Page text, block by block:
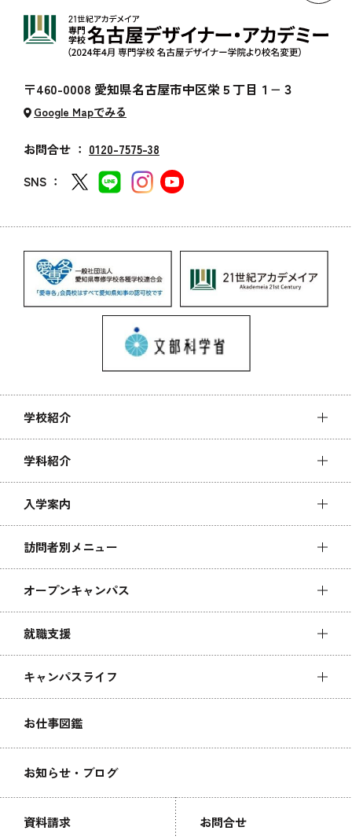
〒460-0008 愛知県名古屋市中区栄５丁目１−３
Google Mapでみる
お問合せ ： 0120-7575-38
SNS ：
学校紹介
学科紹介
入学案内
訪問者別メニュー
オープンキャンパス
就職支援
キャンパスライフ
お仕事図鑑
お知らせ・ブログ
資料請求 お問合せ